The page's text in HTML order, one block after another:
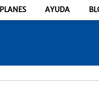
PLANES AYUDA